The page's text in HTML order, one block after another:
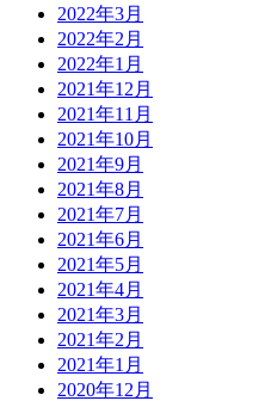
2022年3月
2022年2月
2022年1月
2021年12月
2021年11月
2021年10月
2021年9月
2021年8月
2021年7月
2021年6月
2021年5月
2021年4月
2021年3月
2021年2月
2021年1月
2020年12月